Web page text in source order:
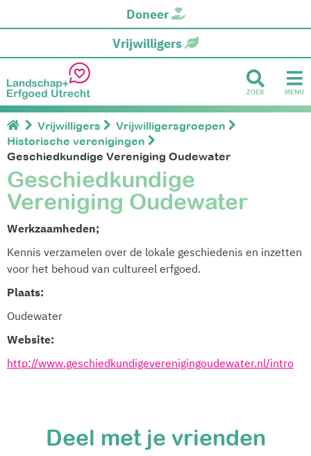
Doneer
Vrijwilligers
ZOEK MENU
Vrijwilligers
Vrijwilligersgroepen
Historische verenigingen
Geschiedkundige Vereniging Oudewater
Geschiedkundige
Vereniging Oudewater
Werkzaamheden;
Kennis verzamelen over de lokale geschiedenis en inzetten
voor het behoud van cultureel erfgoed.
Plaats:
Oudewater
Website:
http://www.geschiedkundigeverenigingoudewater.nl/intro
Deel met je vrienden